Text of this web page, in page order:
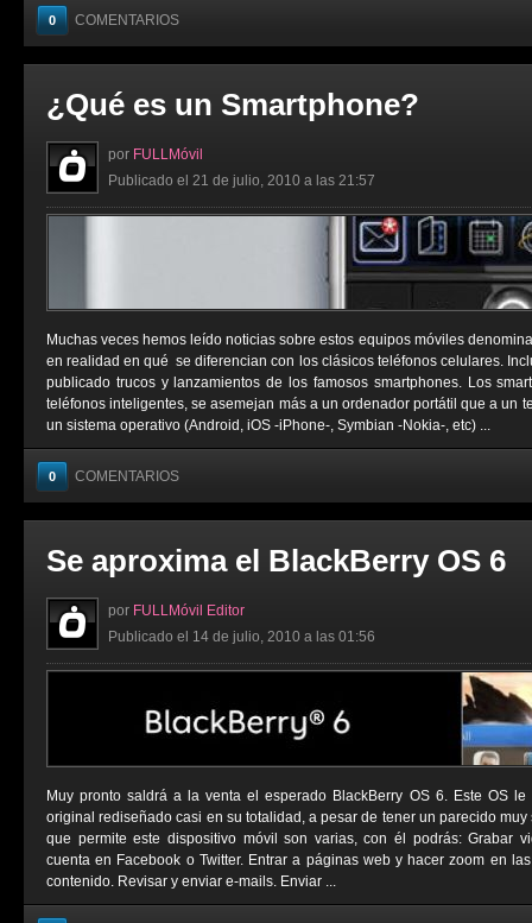
0 COMENTARIOS
¿Qué es un Smartphone?
por FULLMóvil
Publicado el 21 de julio, 2010 a las 21:57
Muchas veces hemos leído noticias sobre estos equipos móviles
en realidad en qué se diferencian con los clásicos teléfonos celulares.
publicado trucos y lanzamientos de los famosos smartphones. Los
teléfonos inteligentes, se asemejan más a un ordenador portátil que a un
un sistema operativo (Android, iOS -iPhone-, Symbian -Nokia-, etc) ...
0 COMENTARIOS
Se aproxima el BlackBerry OS 6
por FULLMóvil Editor
Publicado el 14 de julio, 2010 a las 01:56
Muy pronto saldrá a la venta el esperado BlackBerry OS 6. Este OS
original rediseñado casi en su totalidad, a pesar de tener un parecido
que permite este dispositivo móvil son varias, con él podrás: Grabar
cuenta en Facebook o Twitter. Entrar a páginas web y hacer zoom en
contenido. Revisar y enviar e-mails. Enviar ...